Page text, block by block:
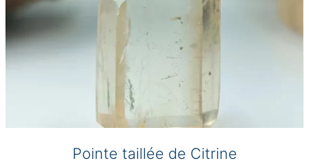
produit
Pointe taillée de Citrine